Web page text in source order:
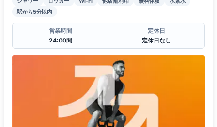
駅から5分以内
営業時間
24:00間
定休日
定休日なし